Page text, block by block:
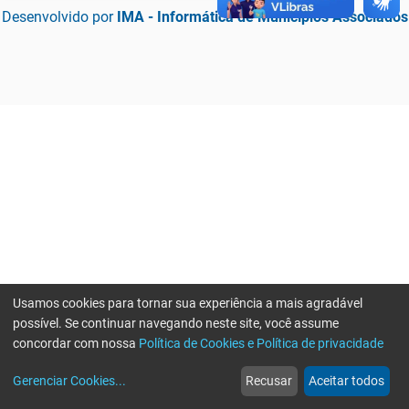
Desenvolvido por IMA - Informática de Municípios Associados
web
Notícias
more_horiz
Mais
Usamos cookies para tornar sua experiência a mais agradável
possível. Se continuar navegando neste site, você assume
concordar com nossa Política de Cookies e Política de privacidade
Gerenciar Cookies... Recusar Aceitar todos
Erro ao enviar informações, por favor tente novamente